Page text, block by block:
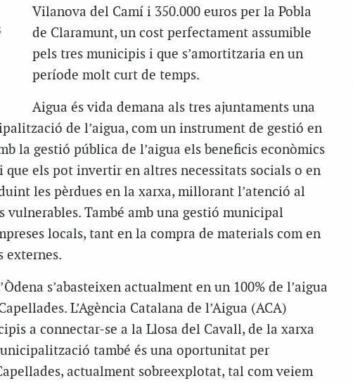
Vilanova del Camí i 350.000 euros per la Pobla
de Claramunt, un cost perfectament assumible
pels tres municipis i que s’amortitzaria en un
període molt curt de temps.
Aigua és vida demana als tres ajuntaments una
de l’aigua, com un instrument de gestió en
la gestió pública de l’aigua els beneficis econòmics
els pot invertir en altres necessitats socials o en
les pèrdues en la xarxa, millorant l’atenció al
També amb una gestió municipal
locals, tant en la compra de materials com en
externes.
s’abasteixen actualment en un 100% de l’aigua
L’Agència Catalana de l’Aigua (ACA)
a connectar-se a la Llosa del Cavall, de la xarxa
també és una oportunitat per
actualment sobreexplotat, tal com veiem